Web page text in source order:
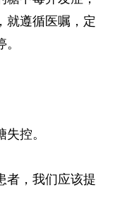
就遵循医嘱，定
控。
者，我们应该提